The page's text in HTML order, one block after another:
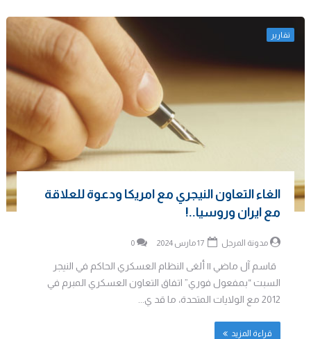
تقارير
الغاء التعاون النيجري مع امريكا ودعوة للعلاقة
مع ايران وروسيا..!
مدونة المرجل 0
قاسم آل ماضي || ألغى النظام العسكري الحاكم في النيجر
السبت “بمفعول فوري” اتفاق التعاون العسكري المبرم في
2012 مع الولايات المتحدة، ما قد ي...
قراءة المزيد